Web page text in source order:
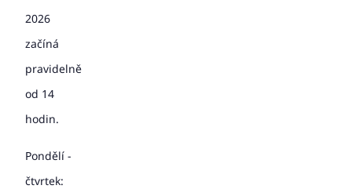
2026
začíná
pravidelně
od 14
hodin.
Pondělí -
čtvrtek: